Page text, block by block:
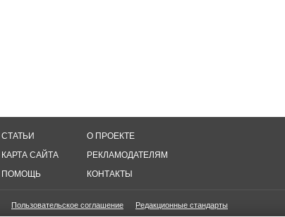
СТАТЬИ
КАРТА САЙТА
ПОМОЩЬ
О ПРОЕКТЕ
РЕКЛАМОДАТЕЛЯМ
КОНТАКТЫ
Пользовательское соглашение
Редакционные стандарты